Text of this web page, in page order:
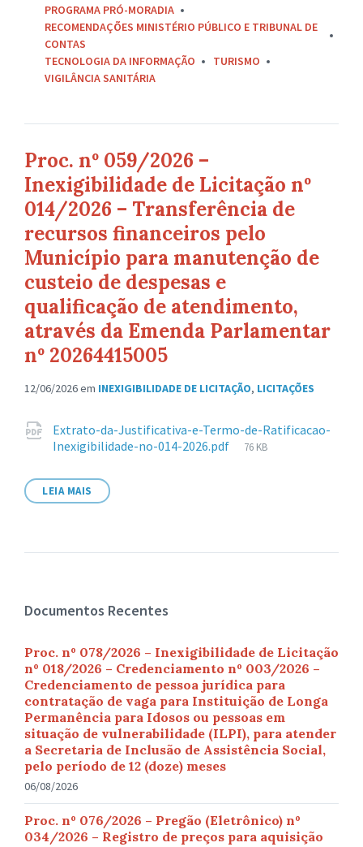
PROGRAMA PRÓ-MORADIA
RECOMENDAÇÕES MINISTÉRIO PÚBLICO E TRIBUNAL DE
CONTAS
TECNOLOGIA DA INFORMAÇÃO
TURISMO
VIGILÂNCIA SANITÁRIA
Proc. nº 059/2026 –
Inexigibilidade de Licitação nº
014/2026 – Transferência de
recursos financeiros pelo
Município para manutenção de
custeio de despesas e
qualificação de atendimento,
através da Emenda Parlamentar
nº 20264415005
12/06/2026em INEXIGIBILIDADE DE LICITAÇÃO, LICITAÇÕES
Anexos
Extrato-da-Justificativa-e-Termo-de-Ratificacao-
Inexigibilidade-no-014-2026.pdf
Tamanho
76 KB
LEIA MAIS
Documentos Recentes
Proc. nº 078/2026 – Inexigibilidade de Licitação
nº 018/2026 – Credenciamento nº 003/2026 –
Credenciamento de pessoa jurídica para
contratação de vaga para Instituição de Longa
Permanência para Idosos ou pessoas em
situação de vulnerabilidade (ILPI), para atender
a Secretaria de Inclusão de Assistência Social,
pelo período de 12 (doze) meses
06/08/2026
Proc. nº 076/2026 – Pregão (Eletrônico) nº
034/2026 – Registro de preços para aquisição